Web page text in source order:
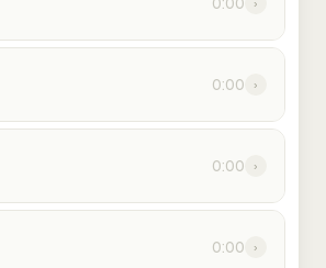
0:00 ›
0:00 ›
0:00 ›